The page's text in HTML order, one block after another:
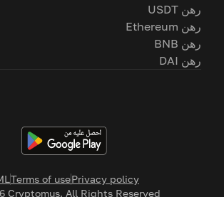
Privacy policy
Terms of use
Cryptomus. All Rights Reserved
رهن USDT
رهن Ethereum
رهن BNB
رهن DAI